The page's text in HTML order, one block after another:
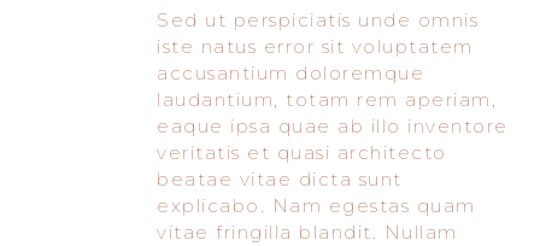
Sed ut perspiciatis unde omnis
iste natus error sit voluptatem
accusantium doloremque
laudantium, totam rem aperiam,
eaque ipsa quae ab illo inventore
veritatis et quasi architecto
beatae vitae dicta sunt
explicabo. Nam egestas quam
vitae fringilla blandit. Nullam